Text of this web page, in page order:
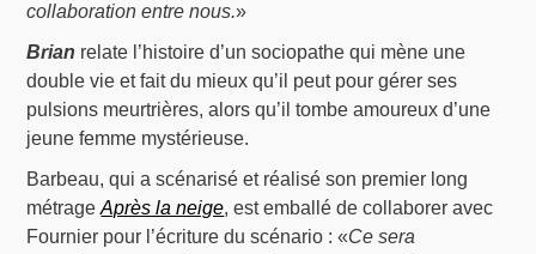
collaboration entre nous.»
Brian relate l’histoire d’un sociopathe qui mène une
double vie et fait du mieux qu’il peut pour gérer ses
pulsions meurtrières, alors qu’il tombe amoureux d’une
jeune femme mystérieuse.
Barbeau, qui a scénarisé et réalisé son premier long
métrageAprès la neige, est emballé de collaborer avec
Fournier pour l’écriture du scénario : «Ce sera